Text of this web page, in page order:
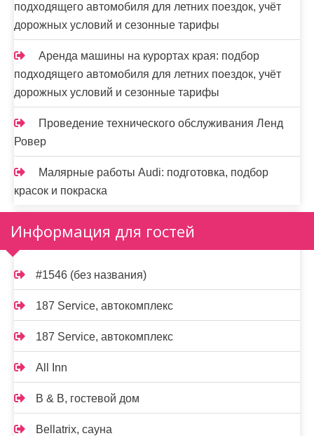
подходящего автомобиля для летних поездок, учёт
дорожных условий и сезонные тарифы
Аренда машины на курортах края: подбор
подходящего автомобиля для летних поездок, учёт
дорожных условий и сезонные тарифы
Проведение технического обслуживания Ленд
Ровер
Малярные работы Audi: подготовка, подбор
красок и покраска
Информация для гостей
#1546 (без названия)
187 Service, автокомплекс
187 Service, автокомплекс
All Inn
B & B, гостевой дом
Bellatrix, сауна